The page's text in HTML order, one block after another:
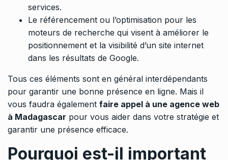
services.
Le référencement ou l’optimisation pour les
moteurs de recherche qui visent à améliorer le
positionnement et la visibilité d’un site internet
dans les résultats de Google.
Tous ces éléments sont en général interdépendants
pour garantir une bonne présence en ligne. Mais il
vous faudra également faire appel à une agence web
à Madagascar pour vous aider dans votre stratégie et
garantir une présence efficace.
Pourquoi est-il important